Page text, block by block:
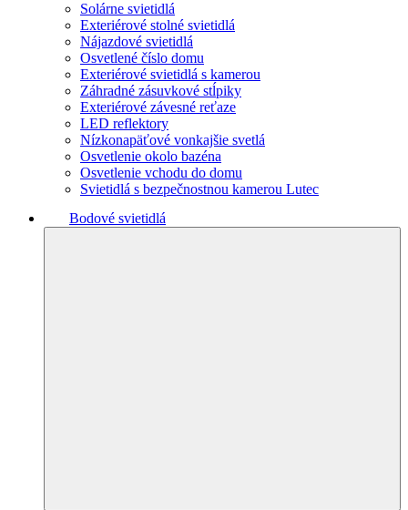
Solárne svietidlá
Exteriérové stolné svietidlá
Nájazdové svietidlá
Osvetlené číslo domu
Exteriérové svietidlá s kamerou
Záhradné zásuvkové stĺpiky
Exteriérové závesné reťaze
LED reflektory
Nízkonapäťové vonkajšie svetlá
Osvetlenie okolo bazéna
Osvetlenie vchodu do domu
Svietidlá s bezpečnostnou kamerou Lutec
Bodové svietidlá